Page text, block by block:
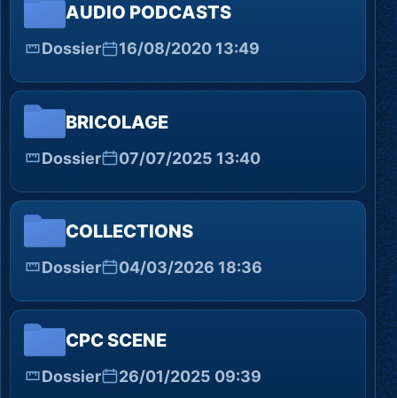
AUDIO PODCASTS
Dossier 16/08/2020 13:49
BRICOLAGE
Dossier 07/07/2025 13:40
COLLECTIONS
Dossier 04/03/2026 18:36
CPC SCENE
Dossier 26/01/2025 09:39